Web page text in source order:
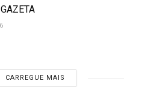
CARREGUE MAIS